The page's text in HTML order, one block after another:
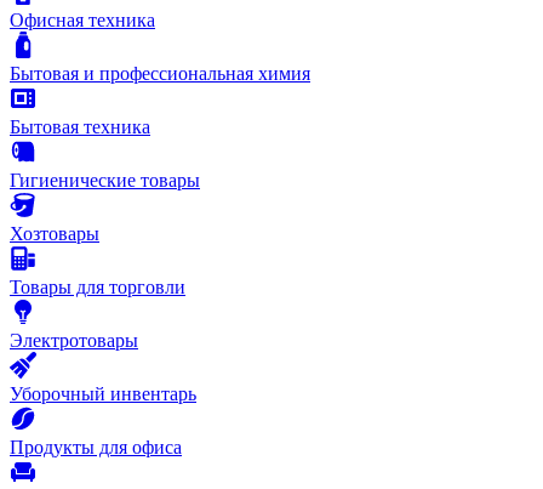
Офисная техника
Бытовая и профессиональная химия
Бытовая техника
Гигиенические товары
Хозтовары
Товары для торговли
Электротовары
Уборочный инвентарь
Продукты для офиса